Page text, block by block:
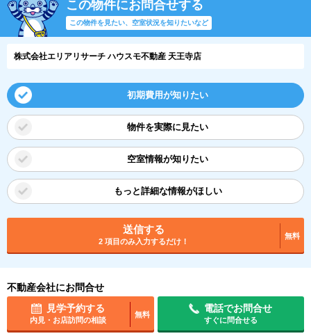
この物件にお問合せする
この物件を見たい、空室状況を知りたいなど
株式会社エリアリサーチ ハウスモ不動産 天王寺店
初期費用が知りたい
物件を実際に見たい
空室情報が知りたい
もっと詳細な情報がほしい
送信する
2 項目のみ入力するだけ！
無料
不動産会社にお問合せ
見学予約する
内見・お店訪問の相談
無料
電話でお問合せ
すぐに問合せる